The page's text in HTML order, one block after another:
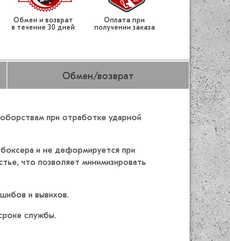
Обмен и возврат
в течение 30 дней
Оплата при
получении заказа
Обмен/возврат
при отработке ударной
боксера и не деформируется при
что позволяет минимизировать
и вывихов.
службы.